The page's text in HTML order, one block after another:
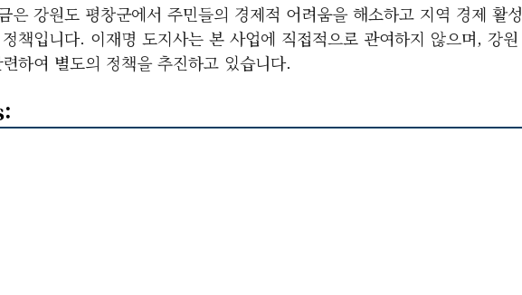
은 강원도 평창군에서 주민들의 경제적 어려움을 해소하고 지역 경제 활성
책입니다. 이재명 도지사는 본 사업에 직접적으로 관여하지 않으며, 강원
하여 별도의 정책을 추진하고 있습니다.